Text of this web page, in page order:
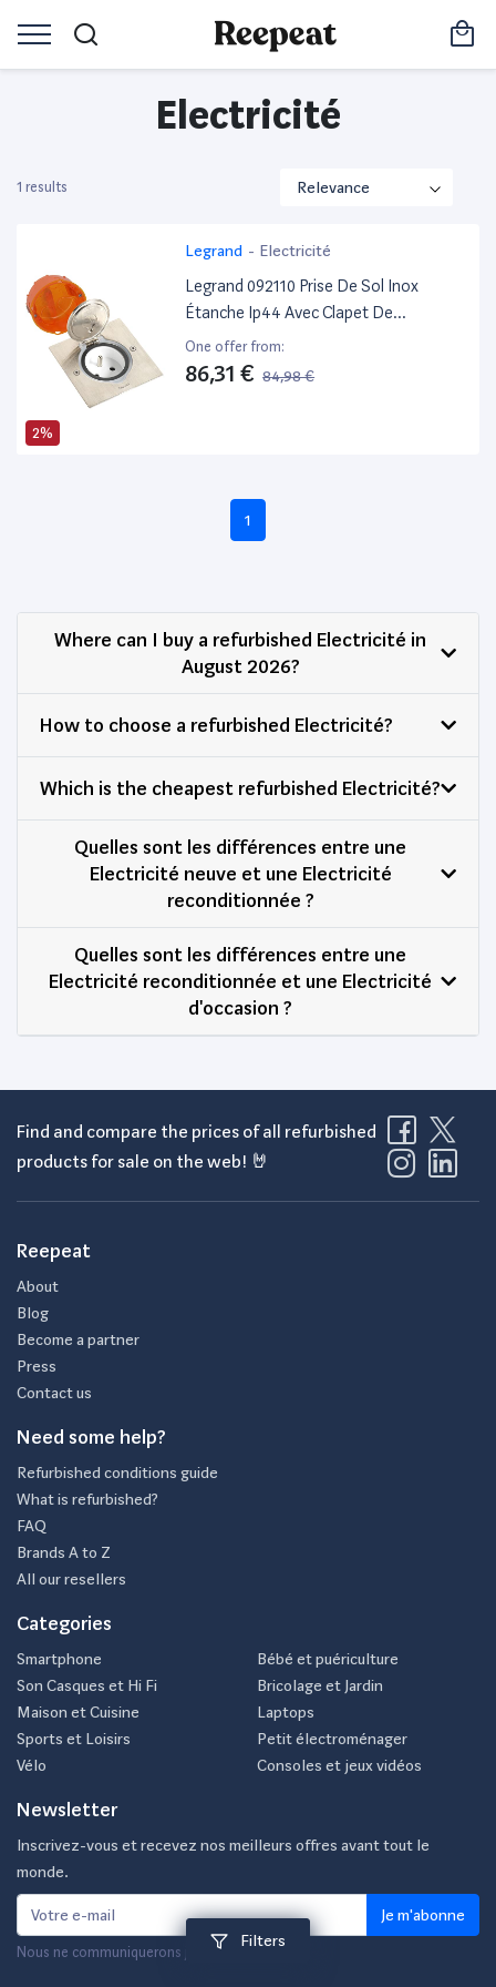
Electricité
Filters
1 results
2%
Legrand - Electricité
Legrand 092110 Prise De Sol Inox
Étanche Ip44 Avec Clapet De
Protection + Boite À Encastrer,
Aluminium
One offer from:
86,31 € 84,98 €
1
Where can I buy a refurbished Electricité in
August 2026?
How to choose a refurbished Electricité?
Which is the cheapest refurbished Electricité?
Quelles sont les différences entre une
Electricité neuve et une Electricité
reconditionnée ?
Quelles sont les différences entre une
Electricité reconditionnée et une Electricité
d'occasion ?
Find and compare the prices of all refurbished
products for sale on the web! 🤘
Reepeat
About
Blog
Become a partner
Press
Contact us
Need some help?
Refurbished conditions guide
What is refurbished?
FAQ
Brands A to Z
All our resellers
Categories
Smartphone
Son Casques et Hi Fi
Maison et Cuisine
Sports et Loisirs
Vélo
Bébé et puériculture
Bricolage et Jardin
Laptops
Petit électroménager
Consoles et jeux vidéos
Newsletter
Inscrivez-vous et recevez nos meilleurs offres avant tout le
monde.
Je m'abonne
Nous ne communiquerons jamais votre e-mail.